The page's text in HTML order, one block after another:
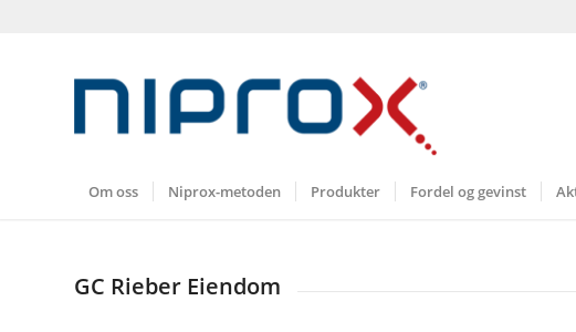
Om oss Niprox-metoden Produkter Fordel og gevinst
GC Rieber Eiendom